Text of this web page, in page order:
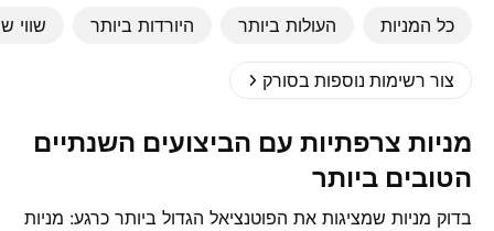
כל המניות העולות ביותר היורדות ביותר שווי
צור רשימות נוספות בסורק
מניות צרפתיות עם הביצועים השנתיים
הטובים ביותר
בדוק מניות שמציגות את הפוטנציאל הגדול ביותר כרגע: מניות